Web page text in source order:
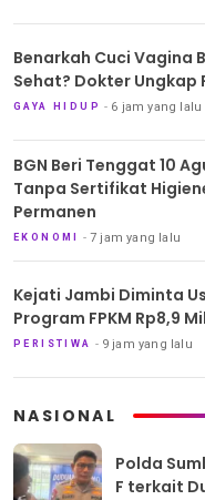
Benarkah Cuci Vagina
Sehat? Dokter Ungkap
GAYA HIDUP 6 jam yang lalu
BGN Beri Tenggat 10
Tanpa Sertifikat
Permanen
EKONOMI 7 jam yang lalu
Kejati Jambi Diminta
Program FPKM Rp8,9
PERISTIWA 9 jam yang lalu
NASIONAL
Polda
F terkait